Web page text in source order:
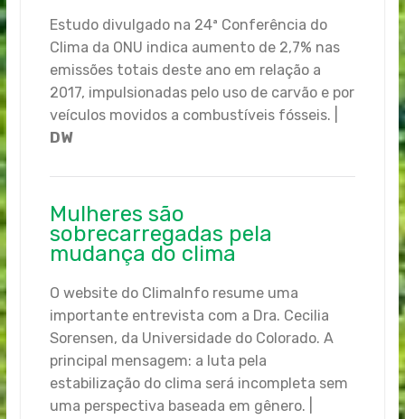
Estudo divulgado na 24ª Conferência do
Clima da ONU indica aumento de 2,7% nas
emissões totais deste ano em relação a
2017, impulsionadas pelo uso de carvão e por
veículos movidos a combustíveis fósseis. |
DW
Mulheres são
sobrecarregadas pela
mudança do clima
O website do ClimaInfo resume uma
importante entrevista com a Dra. Cecilia
Sorensen, da Universidade do Colorado. A
principal mensagem: a luta pela
estabilização do clima será incompleta sem
uma perspectiva baseada em gênero. |